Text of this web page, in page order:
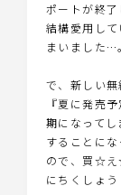
ポートが終了
結構愛用し
まいました…
で、新しい
『夏に発売
期になって
することにな
ので、買☆
にちくしょ